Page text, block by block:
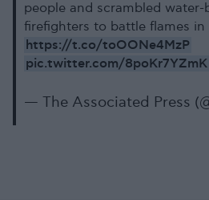
people and scrambled
firefighters to battle flames
https://t.co/toOONe4MzP
pic.twitter.com/8poKr7YZmK
— The Associated Press